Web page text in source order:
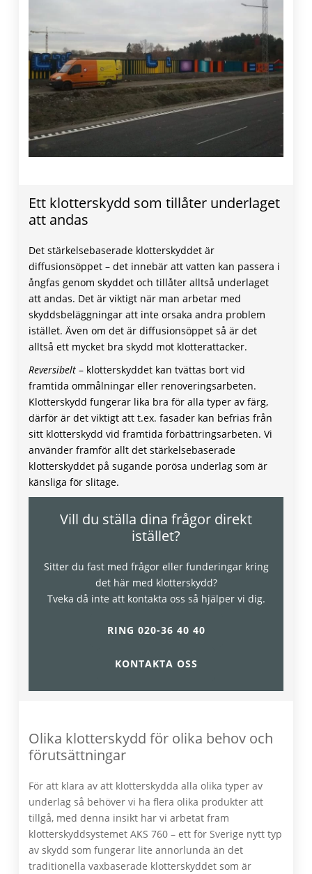
Ett klotterskydd som tillåter underlaget
att andas
Det stärkelsebaserade klotterskyddet är
diffusionsöppet – det innebär att vatten kan passera i
ångfas genom skyddet och tillåter alltså underlaget
att andas. Det är viktigt när man arbetar med
skyddsbeläggningar att inte orsaka andra problem
istället. Även om det är diffusionsöppet så är det
alltså ett mycket bra skydd mot klotterattacker.
Reversibelt – klotterskyddet kan tvättas bort vid
framtida ommålningar eller renoveringsarbeten.
Klotterskydd fungerar lika bra för alla typer av färg,
därför är det viktigt att t.ex. fasader kan befrias från
sitt klotterskydd vid framtida förbättringsarbeten. Vi
använder framför allt det stärkelsebaserade
klotterskyddet på sugande porösa underlag som är
känsliga för slitage.
Vill du ställa dina frågor direkt
istället?
Sitter du fast med frågor eller funderingar kring
det här med klotterskydd?
Tveka då inte att kontakta oss så hjälper vi dig.
RING 020-36 40 40
KONTAKTA OSS
Olika klotterskydd för olika behov och
förutsättningar
För att klara av att klotterskydda alla olika typer av
underlag så behöver vi ha flera olika produkter att
tillgå, med denna insikt har vi arbetat fram
klotterskyddsystemet AKS 760 – ett för Sverige nytt typ
av skydd som fungerar lite annorlunda än det
traditionella vaxbaserade klotterskyddet som är